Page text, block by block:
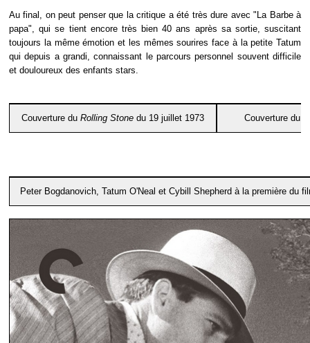
Au final, on peut penser que la critique a été très dure avec "La Barbe à
papa", qui se tient encore très bien 40 ans après sa sortie, suscitant
toujours la même émotion et les mêmes sourires face à la petite Tatum
qui depuis a grandi, connaissant le parcours personnel souvent difficile
et douloureux des enfants stars.
Couverture du Rolling Stone du 19 juillet 1973 Couverture du
Peter Bogdanovich, Tatum O'Neal et Cybill Shepherd à la première du